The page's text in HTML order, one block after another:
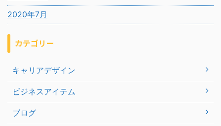
2020年7月
カテゴリー
キャリアデザイン
ビジネスアイテム
ブログ